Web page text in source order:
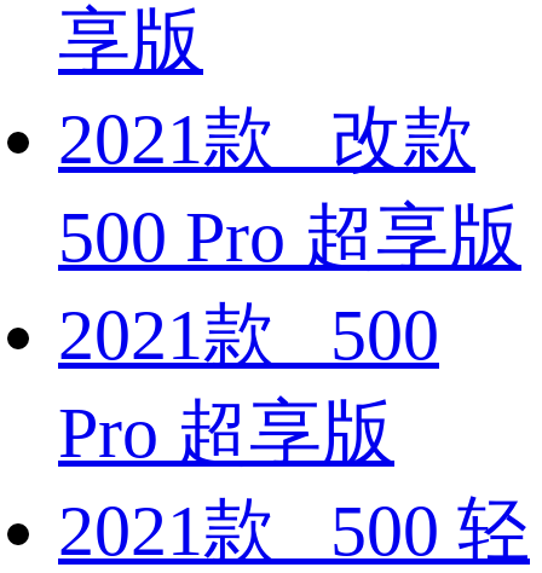
享版
2021款 改款
500 Pro 超享版
2021款 500
Pro 超享版
2021款 500 轻